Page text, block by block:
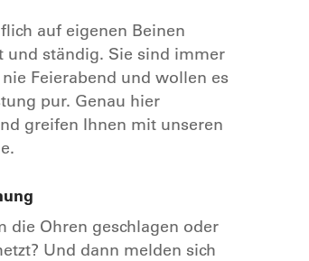
auf eigenen Beinen
und ständig. Sie sind immer
Feierabend und wollen es
pur. Genau hier
greifen Ihnen mit unseren
die Ohren geschlagen oder
Und dann melden sich